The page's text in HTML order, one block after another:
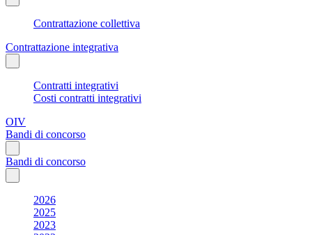
Contrattazione collettiva
Contrattazione integrativa
Contratti integrativi
Costi contratti integrativi
OIV
Bandi di concorso
Bandi di concorso
2026
2025
2023